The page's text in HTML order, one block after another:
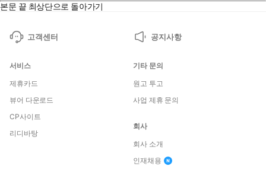
본문 끝 최상단으로 돌아가기
고객센터 공지사항
서비스
제휴카드
뷰어 다운로드
CP사이트
리디바탕
기타 문의
원고 투고
사업 제휴 문의
회사
회사 소개
인재채용